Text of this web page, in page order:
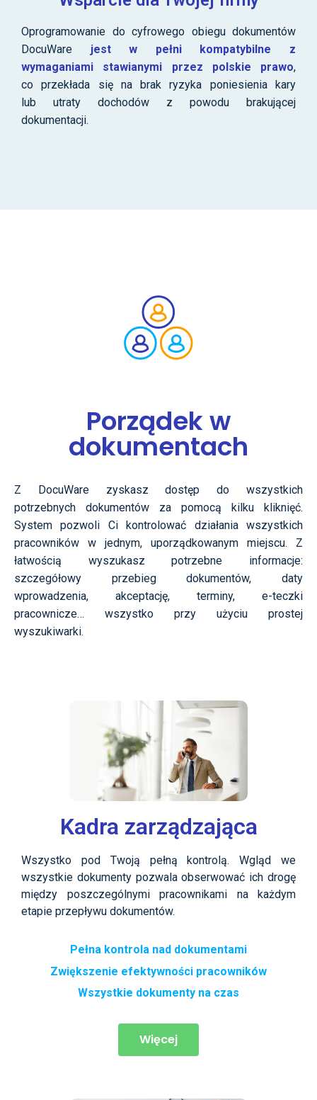
Oprogramowanie do cyfrowego obiegu dokumentów
DocuWare jest w pełni kompatybilne z
wymaganiami stawianymi przez polskie prawo,
co przekłada się na brak ryzyka poniesienia kary
lub utraty dochodów z powodu brakującej
dokumentacji.
Porządek w
dokumentach
Z DocuWare zyskasz dostęp do wszystkich
potrzebnych dokumentów za pomocą kilku kliknięć.
System pozwoli Ci kontrolować działania wszystkich
pracowników w jednym, uporządkowanym miejscu. Z
łatwością wyszukasz potrzebne informacje:
szczegółowy przebieg dokumentów, daty
wprowadzenia, akceptację, terminy, e-teczki
pracownicze… wszystko przy użyciu prostej
wyszukiwarki.
Kadra zarządzająca
Wszystko pod Twoją pełną kontrolą. Wgląd we
wszystkie dokumenty pozwalaobserwować ich drogę
między poszczególnymi pracownikami na każdym
etapie przepływu dokumentów.
Pełna kontrola nad dokumentami
Zwiększenie efektywności pracowników
Wszystkie dokumenty na czas
Więcej